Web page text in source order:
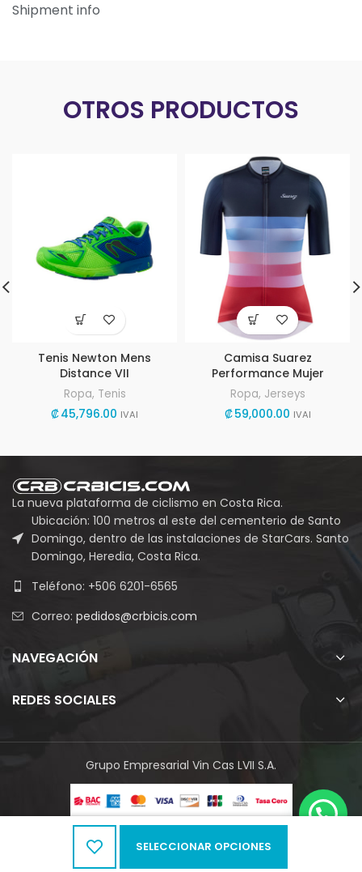
Shipment info
SELECCIONAR OPCIONES
OTROS PRODUCTOS
Tenis Newton Mens
Distance VII
Ropa, Tenis
₡45,796.00 IVAI
Camisa Suarez
Performance Mujer
Ropa, Jerseys
₡59,000.00 IVAI
La nueva plataforma de ciclismo en Costa Rica.
Ubicación: 100 metros al este del cementerio de Santo
Domingo, dentro de las instalaciones de StarCars. Santo
Domingo, Heredia, Costa Rica.
Teléfono: +506 6201-6565
Correo: pedidos@crbicis.com
NAVEGACIÓN
REDES SOCIALES
Grupo Empresarial Vin Cas LVII S.A.